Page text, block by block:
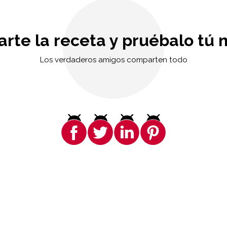
la receta y pruébalo tú
Los verdaderos amigos comparten todo